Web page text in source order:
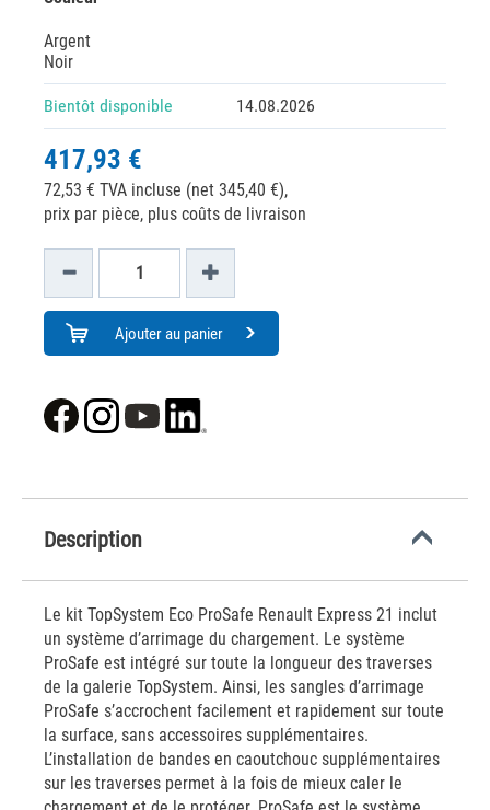
Argent
Noir
Bientôt disponible 14.08.2026
417,93 €
72,53 € TVA incluse (net 345,40 €),
prix par pièce, plus coûts de livraison
Ajouter au panier
Description
Le kit TopSystem Eco ProSafe Renault Express 21 inclut
un système d’arrimage du chargement. Le système
ProSafe est intégré sur toute la longueur des traverses
de la galerie TopSystem. Ainsi, les sangles d’arrimage
ProSafe s’accrochent facilement et rapidement sur toute
la surface, sans accessoires supplémentaires.
L’installation de bandes en caoutchouc supplémentaires
sur les traverses permet à la fois de mieux caler le